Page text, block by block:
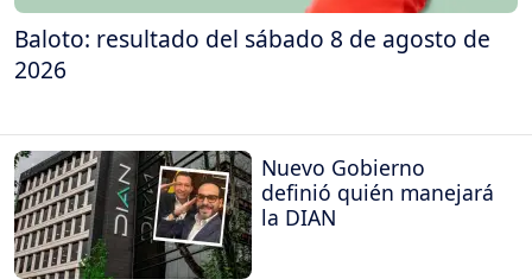
Baloto: resultado del sábado 8 de agosto de
2026
Nuevo Gobierno
definió quién manejará
la DIAN